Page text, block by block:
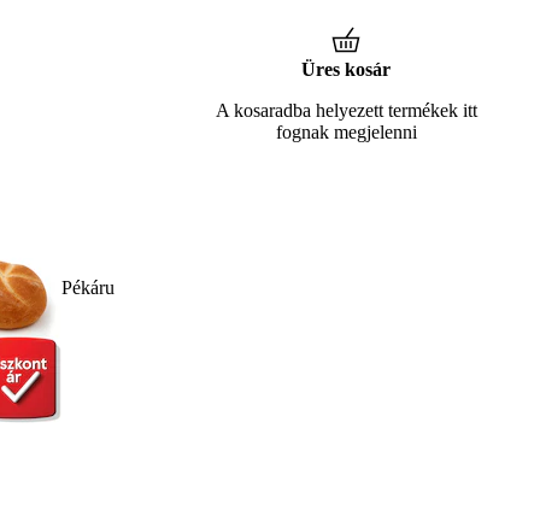
Pékáru
Üres kosár
A kosaradba helyezett termékek itt
fognak megjelenni